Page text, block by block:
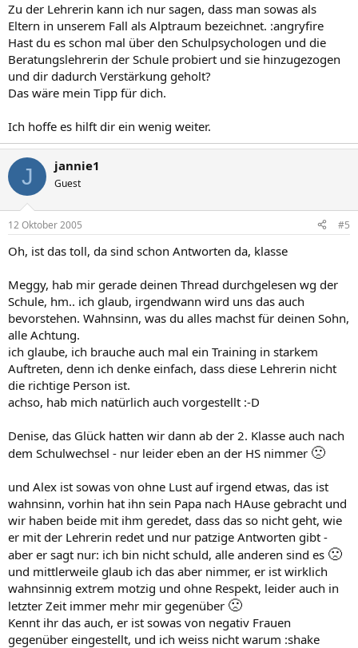
Zu der Lehrerin kann ich nur sagen, dass man sowas als
Eltern in unserem Fall als Alptraum bezeichnet. :angryfire
Hast du es schon mal über den Schulpsychologen und die
Beratungslehrerin der Schule probiert und sie hinzugezogen
und dir dadurch Verstärkung geholt?
Das wäre mein Tipp für dich.
Ich hoffe es hilft dir ein wenig weiter.
J jannie1
Guest
12 Oktober 2005 #5
Oh, ist das toll, da sind schon Antworten da, klasse
Meggy, hab mir gerade deinen Thread durchgelesen wg der
Schule, hm.. ich glaub, irgendwann wird uns das auch
bevorstehen. Wahnsinn, was du alles machst für deinen Sohn,
alle Achtung.
ich glaube, ich brauche auch mal ein Training in starkem
Auftreten, denn ich denke einfach, dass diese Lehrerin nicht
die richtige Person ist.
achso, hab mich natürlich auch vorgestellt :-D
Denise, das Glück hatten wir dann ab der 2. Klasse auch nach
dem Schulwechsel - nur leider eben an der HS nimmer 🙁
und Alex ist sowas von ohne Lust auf irgend etwas, das ist
wahnsinn, vorhin hat ihn sein Papa nach HAuse gebracht und
wir haben beide mit ihm geredet, dass das so nicht geht, wie
er mit der Lehrerin redet und nur patzige Antworten gibt -
aber er sagt nur: ich bin nicht schuld, alle anderen sind es 🙁
und mittlerweile glaub ich das aber nimmer, er ist wirklich
wahnsinnig extrem motzig und ohne Respekt, leider auch in
letzter Zeit immer mehr mir gegenüber 🙁
Kennt ihr das auch, er ist sowas von negativ Frauen
gegenüber eingestellt, und ich weiss nicht warum :shake